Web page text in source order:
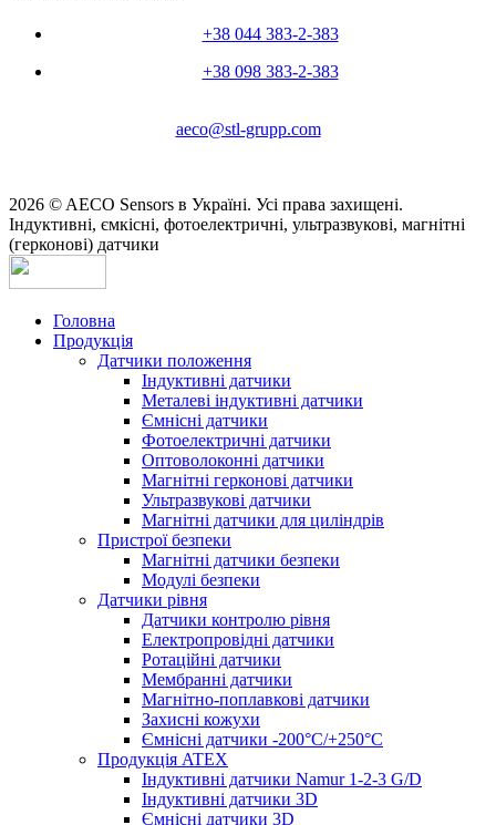
+38 044 383-2-383
+38 098 383-2-383
aeco@stl-grupp.com
2026 © AECO Sensors в Україні. Усі права захищені.
Індуктивні, ємкісні, фотоелектричні, ультразвукові, магнітні
(герконові) датчики
Головна
Продукція
Датчики положення
Індуктивні датчики
Металеві індуктивні датчики
Ємнісні датчики
Фотоелектричні датчики
Оптоволоконні датчики
Магнітні герконові датчики
Ультразвукові датчики
Магнітні датчики для циліндрів
Пристрої безпеки
Магнітні датчики безпеки
Модулі безпеки
Датчики рівня
Датчики контролю рівня
Електропровідні датчики
Ротаційні датчики
Мембранні датчики
Магнітно-поплавкові датчики
Захисні кожухи
Ємнісні датчики -200°C/+250°C
Продукція ATEX
Індуктивні датчики Namur 1-2-3 G/D
Індуктивні датчики 3D
Ємнісні датчики 3D